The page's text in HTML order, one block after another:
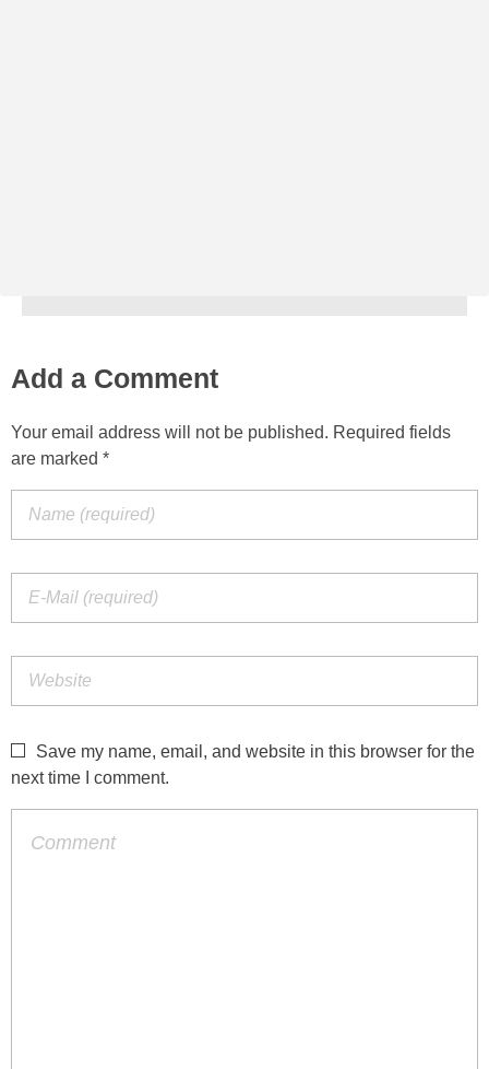
Add a Comment
Your email address will not be published. Required fields
are marked *
Save my name, email, and website in this browser for the
next time I comment.